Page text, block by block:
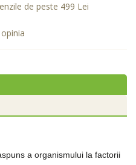
de peste 499 Lei
a organismului la factorii